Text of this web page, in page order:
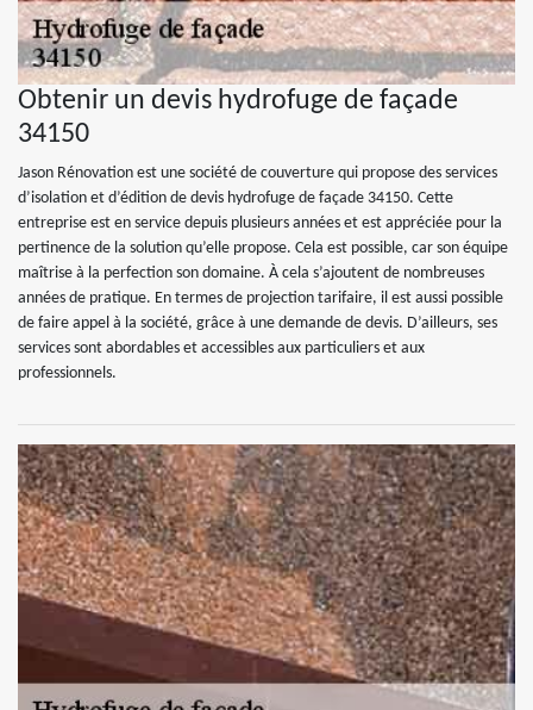
Obtenir un devis hydrofuge de façade
34150
Jason Rénovation est une société de couverture qui propose des services
d’isolation et d’édition de devis hydrofuge de façade 34150. Cette
entreprise est en service depuis plusieurs années et est appréciée pour la
pertinence de la solution qu’elle propose. Cela est possible, car son équipe
maîtrise à la perfection son domaine. À cela s’ajoutent de nombreuses
années de pratique. En termes de projection tarifaire, il est aussi possible
de faire appel à la société, grâce à une demande de devis. D’ailleurs, ses
services sont abordables et accessibles aux particuliers et aux
professionnels.